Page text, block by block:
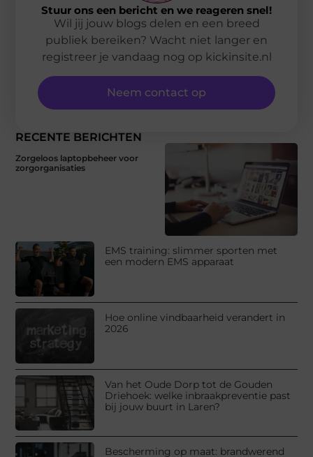
RECENTE BERICHTEN
Zorgeloos laptopbeheer voor
zorgorganisaties
EMS training: slimmer sporten met
een modern EMS apparaat
Hoe online vindbaarheid verandert in
2026
Van het Oude Dorp tot de Gouden
Driehoek: welke inbraakpreventie past
bij jouw buurt in Laren?
Bescherming op maat: brandwerend
Stuur ons een bericht en we reageren snel!
Wil jij jouw blogs delen en een breed
publiek bereiken? Wacht niet langer en
registreer je vandaag nog op kickinsite.nl
Neem contact op